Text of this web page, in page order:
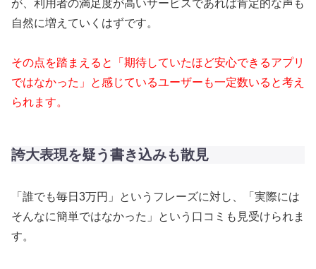
が、利用者の満足度が高いサービスであれば肯定的な声も
自然に増えていくはずです。
その点を踏まえると「期待していたほど安心できるアプリ
ではなかった」と感じているユーザーも一定数いると考え
られます。
誇大表現を疑う書き込みも散見
「誰でも毎日3万円」というフレーズに対し、「実際には
そんなに簡単ではなかった」という口コミも見受けられま
す。